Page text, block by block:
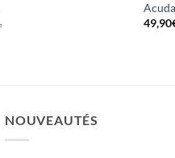
49,90
NOUVEAUTÉS